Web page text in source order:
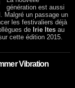
génération est aussi
. Malgré un passage un
les festivaliers déjà
de Irie Ites au
cette édition 2015.
Vibration